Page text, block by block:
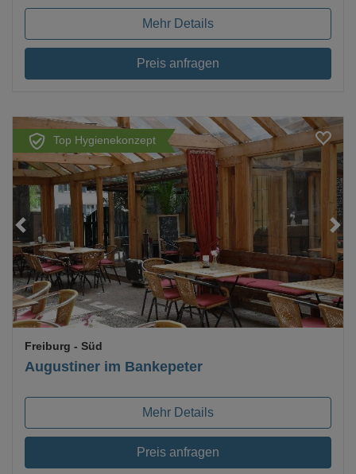
Mehr Details
Preis anfragen
Top Hygienekonzept
Augustiner im Bankepeter
Freiburg - Süd
Mehr Details
Preis anfragen